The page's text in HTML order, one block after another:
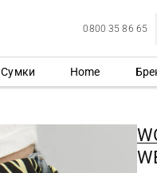
0800 35 86 65
Сумки Home